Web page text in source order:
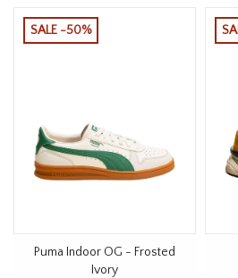
SALE -50%
Puma Indoor OG - Frosted
Ivory